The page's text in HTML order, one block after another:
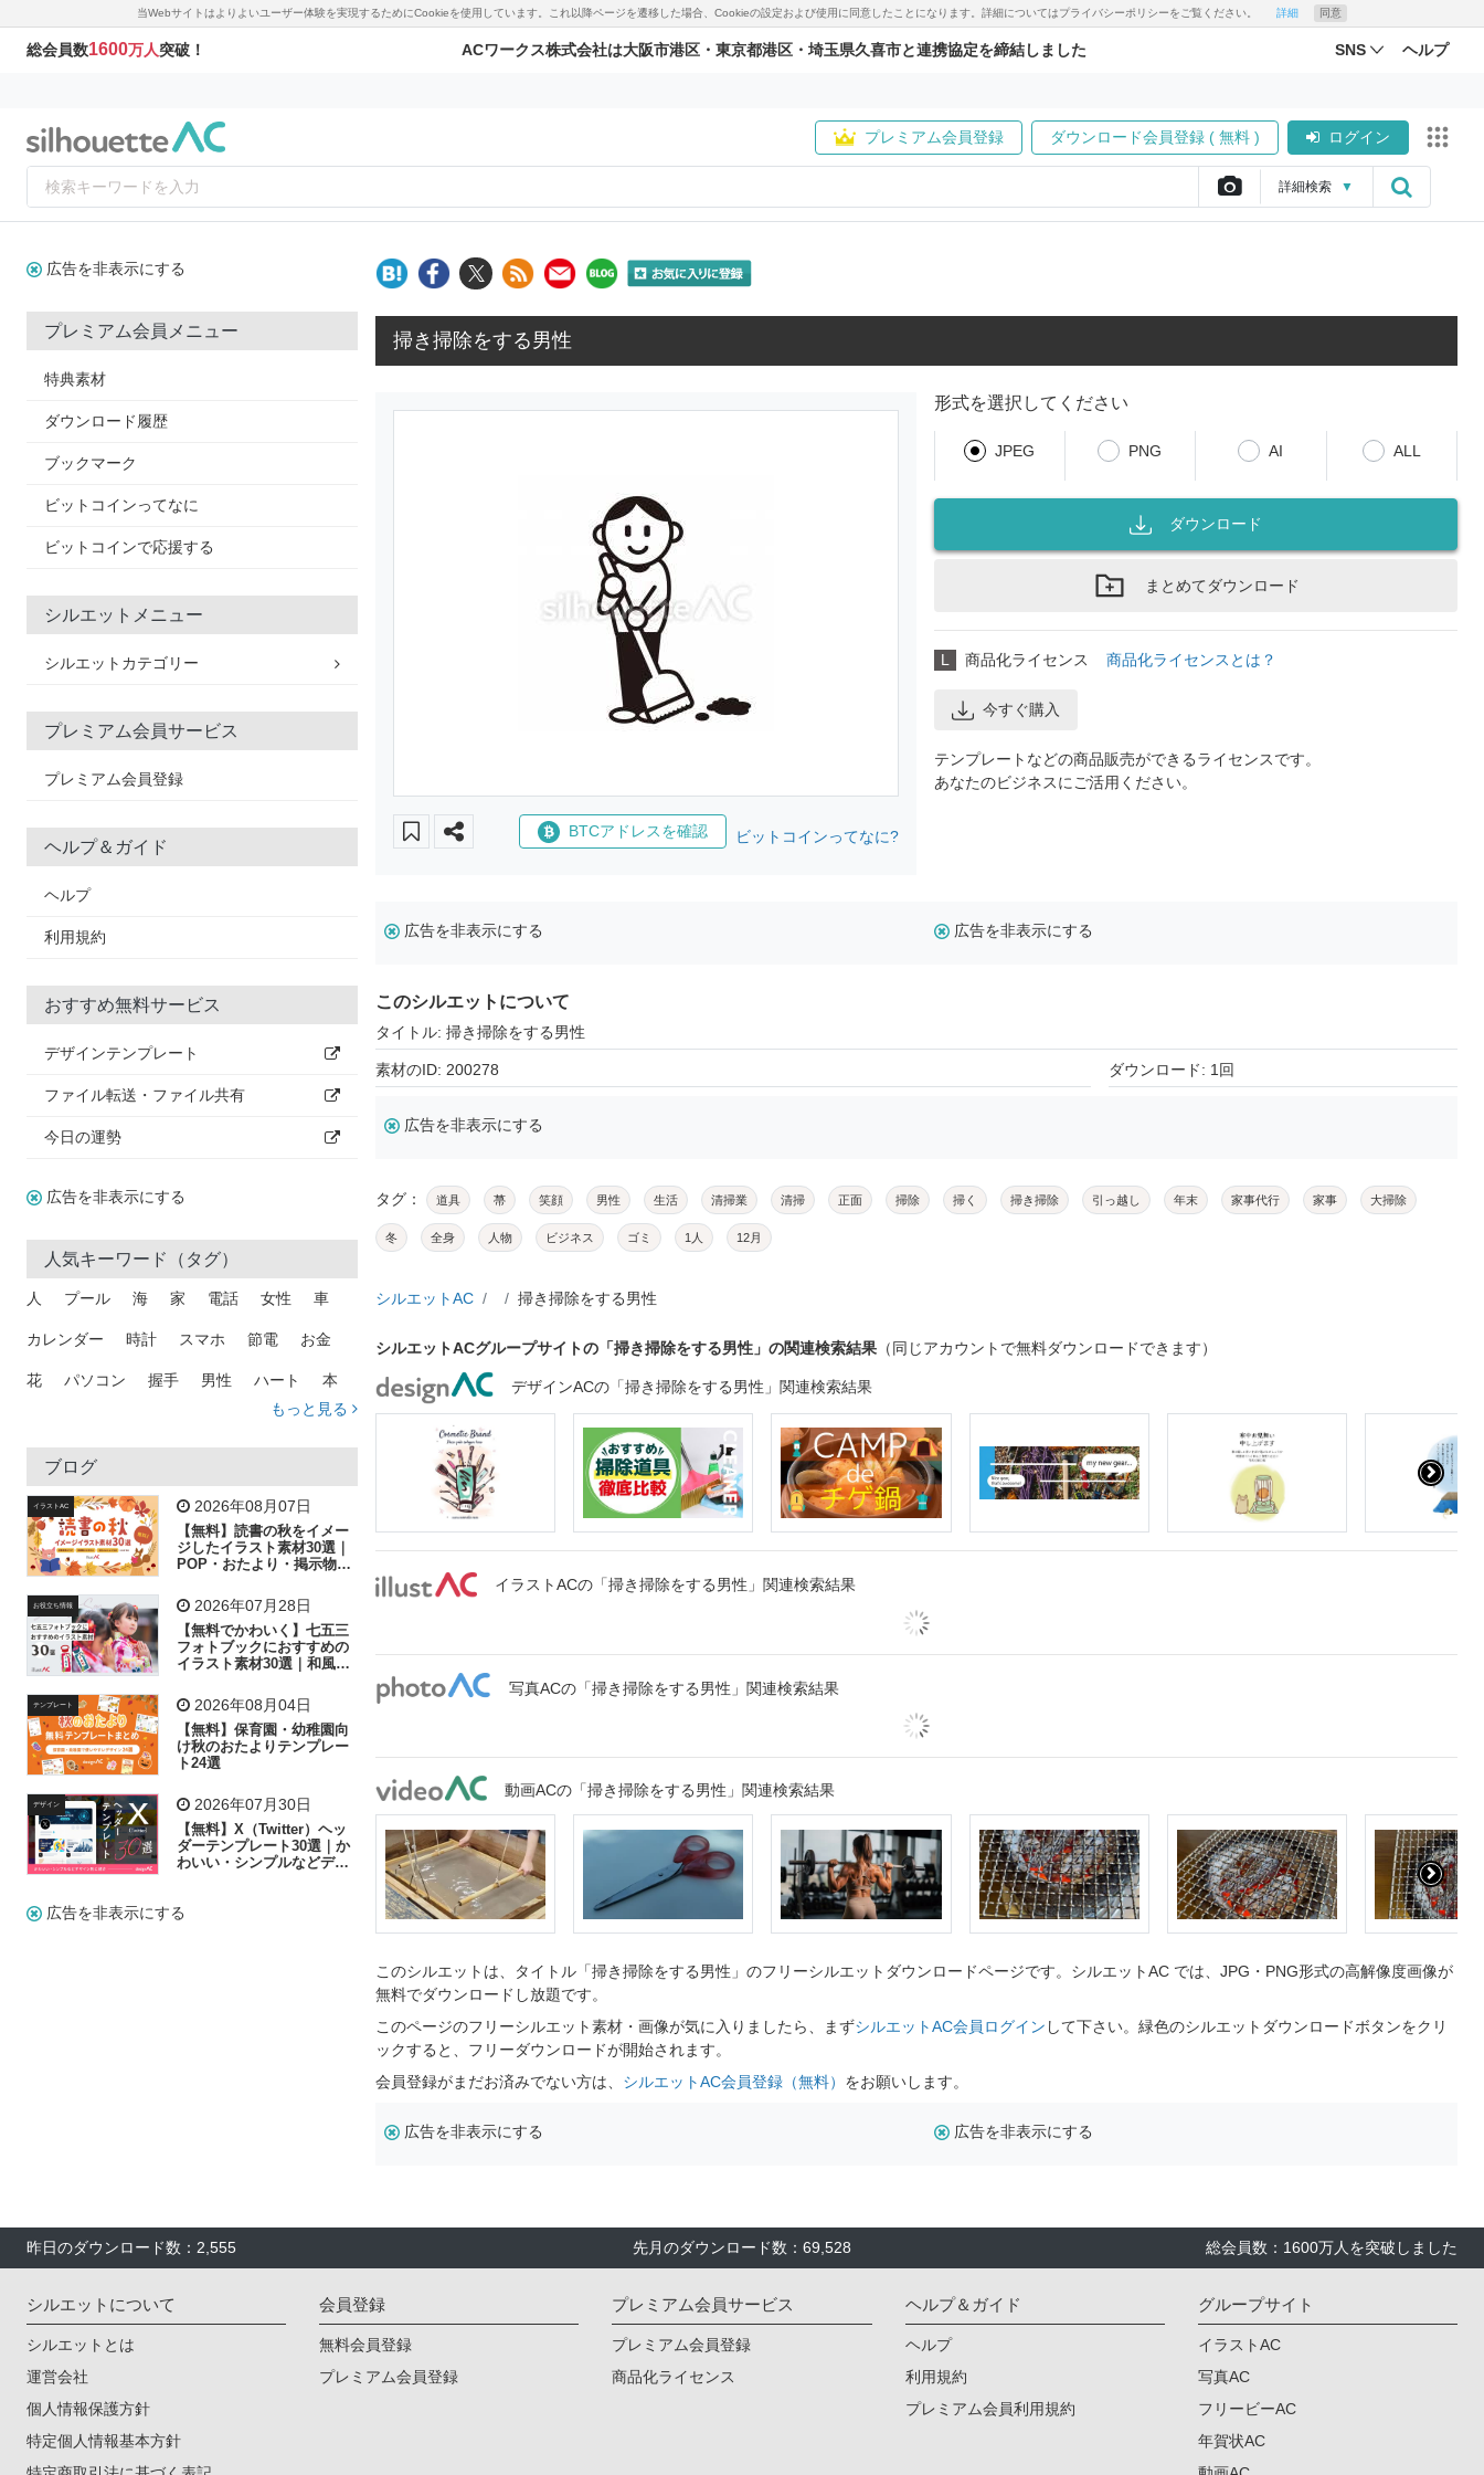
当Webサイトはよりよいユーザー体験を実現するためにCookieを使用しています。これ以降ページを遷移した場合、Cookieの設定および使用に同意したことになります。詳細についてはプライバシーポリシーをご覧ください。 詳細 同意
総会員数1600万人突破！ ACワークス株式会社は大阪市港区・東京都港区・埼玉県久喜市と連携協定を締結しました SNS ヘルプ
プレミアム会員登録 ダウンロード会員登録 ( 無料 ) ログイン
詳細検索 ▼
広告を非表示にする
プレミアム会員メニュー
特典素材
ダウンロード履歴
ブックマーク
ビットコインってなに
ビットコインで応援する
シルエットメニュー
シルエットカテゴリー
プレミアム会員サービス
プレミアム会員登録
ヘルプ＆ガイド
ヘルプ
利用規約
おすすめ無料サービス
デザインテンプレート
ファイル転送・ファイル共有
今日の運勢
広告を非表示にする
人気キーワード（タグ）
人 プール 海 家 電話 女性 車
カレンダー 時計 スマホ 節電 お金
花 パソコン 握手 男性 ハート 本
トラック 木
吹き出し
飛行機 グラフ ビル 魚 家族 書類
歩く 工場 会社 太陽 キラキラ
子供 作業員 葉 相談 ピクトグラム
もっと見る
ブログ
イラストAC 2026年08月07日
【無料】読書の秋をイメー
ジしたイラスト素材30選｜
POP・おたより・掲示物に
お役立ち情報 2026年07月28日
【無料でかわいく】七五三
フォトブックにおすすめの
イラスト素材30選｜和風の
テンプレート 2026年08月04日
【無料】保育園・幼稚園向
け秋のおたよりテンプレー
ト24選
デザイン 2026年07月30日
【無料】X（Twitter）ヘッ
ダーテンプレート30選｜か
わいい・シンプルなどデザ
広告を非表示にする
掃き掃除をする男性
BTCアドレスを確認 ビットコインってなに?
形式を選択してください
JPEG PNG AI ALL
ダウンロード
まとめてダウンロード
L 商品化ライセンス 商品化ライセンスとは？
今すぐ購入
テンプレートなどの商品販売ができるライセンスです。
あなたのビジネスにご活用ください。
広告を非表示にする 広告を非表示にする
このシルエットについて
タイトル: 掃き掃除をする男性
素材のID: 200278 ダウンロード: 1回
広告を非表示にする
タグ： 道具 菷 笑顔 男性 生活 清掃業 清掃 正面 掃除 掃く 掃き掃除 引っ越し 年末 家事代行 家事 大掃除
冬 全身 人物 ビジネス ゴミ 1人 12月
シルエットAC 掃き掃除をする男性
シルエットACグループサイトの「掃き掃除をする男性」の関連検索結果 （同じアカウントで無料ダウンロードできます）
デザインACの「掃き掃除をする男性」関連検索結果
イラストACの「掃き掃除をする男性」関連検索結果
写真ACの「掃き掃除をする男性」関連検索結果
動画ACの「掃き掃除をする男性」関連検索結果
このシルエットは、タイトル「掃き掃除をする男性」のフリーシルエットダウンロードページです。シルエットAC では、JPG・PNG形式の高解像度画像が
無料でダウンロードし放題です。
このページのフリーシルエット素材・画像が気に入りましたら、まずシルエットAC会員ログイン して下さい。緑色のシルエットダウンロードボタンをクリ
ックすると、フリーダウンロードが開始されます。
会員登録がまだお済みでない方は、 シルエットAC会員登録（無料） をお願いします。
広告を非表示にする 広告を非表示にする
昨日のダウンロード数：2,555 先月のダウンロード数：69,528 総会員数：1600万人を突破しました
シルエットについて
シルエットとは
運営会社
個人情報保護方針
特定個人情報基本方針
会員登録
無料会員登録
プレミアム会員登録
プレミアム会員サービス
プレミアム会員登録
商品化ライセンス
ヘルプ＆ガイド
ヘルプ
利用規約
プレミアム会員利用規約
グループサイト
イラストAC
写真AC
フリービーAC
年賀状AC